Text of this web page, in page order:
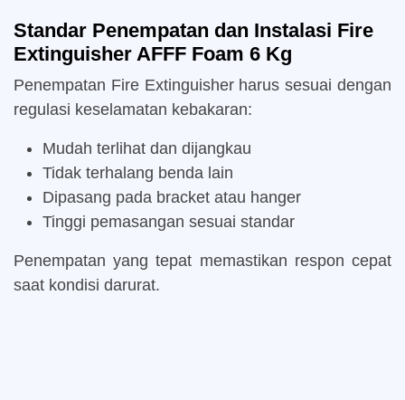
Standar Penempatan dan Instalasi Fire
Extinguisher AFFF Foam 6 Kg
Penempatan Fire Extinguisher harus sesuai dengan
regulasi keselamatan kebakaran:
Mudah terlihat dan dijangkau
Tidak terhalang benda lain
Dipasang pada bracket atau hanger
Tinggi pemasangan sesuai standar
Penempatan yang tepat memastikan respon cepat
saat kondisi darurat.